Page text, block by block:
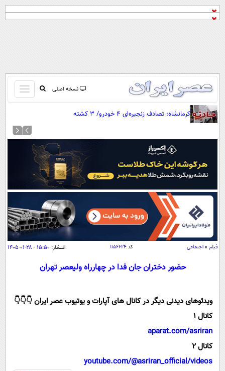
نسخه اصلی
باز
و
کردن
منو
صفحه اول
آرشیو
نظرسنجی
آب و هوا
اوقات شرعی
سواد زندگی
اقتصاد
اقتصادی
جامعه
حوادث
بین الملل
علمی
گوناگون
کرمانشاه: تصادف زنجیره‌ای ۴ خودرو/ ۳ کشته
فیلم » اجتماعی کد۱۱۵۶۶۲۴ انتشار: ۱۵:۵۰ - ۲۸-۰۱-۱۴۰۵
حضور دختران جان فدا در چهارراه ولیعصر تهران
ویدئوهای دیدنی دیگر در کانال های آپارات و یوتیوب عصر ایران 👇👇👇
کانال 1
aparat.com/asriran
کانال 2
youtube.com/@asriran_official/videos